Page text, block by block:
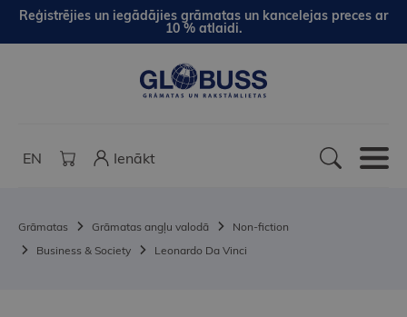
Reģistrējies un iegādājies grāmatas un kancelejas preces ar
10 % atlaidi.
EN Ienākt
Grāmatas Grāmatas angļu valodā
Non-fiction
Business & Society
Leonardo Da Vinci